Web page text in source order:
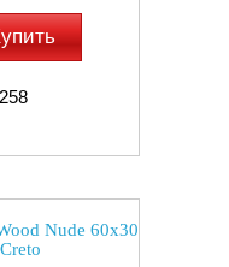
Nude 60x30